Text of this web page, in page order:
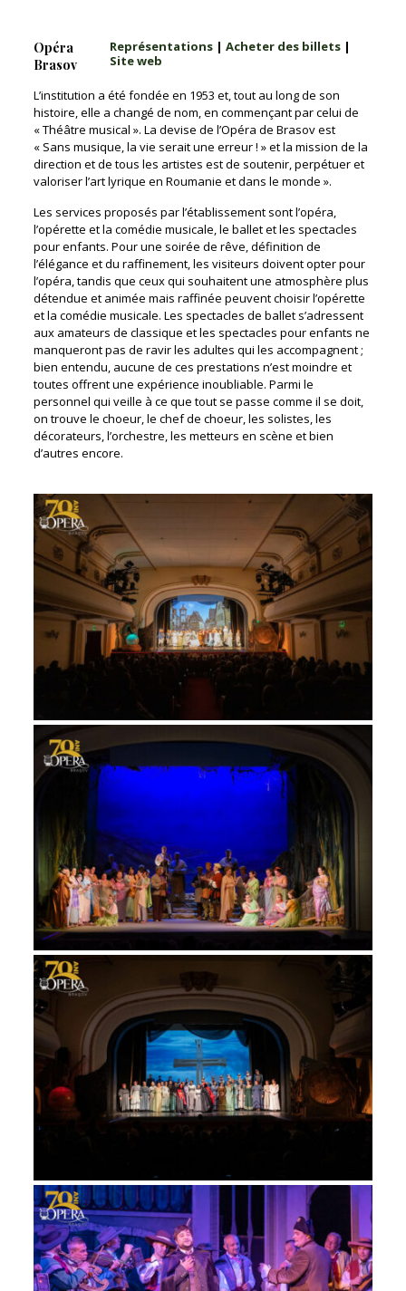
Opéra
Brasov
Représentations |Acheter des billets |
Site web
L’institution a été fondée en 1953 et, tout au long de son
histoire, elle a changé de nom, en commençant par celui de
« Théâtre musical ». La devise de l’Opéra de Brasov est
« Sans musique, la vie serait une erreur ! » et la mission de la
direction et de tous les artistes est de soutenir, perpétuer et
valoriser l’art lyrique en Roumanie et dans le monde ».
Les services proposés par l’établissement sont l’opéra,
l’opérette et la comédie musicale, le ballet et les spectacles
pour enfants. Pour une soirée de rêve, définition de
l’élégance et du raffinement, les visiteurs doivent opter pour
l’opéra, tandis que ceux qui souhaitent une atmosphère plus
détendue et animée mais raffinée peuvent choisir l’opérette
et la comédie musicale. Les spectacles de ballet s’adressent
aux amateurs de classique et les spectacles pour enfants ne
manqueront pas de ravir les adultes qui les accompagnent ;
bien entendu, aucune de ces prestations n’est moindre et
toutes offrent une expérience inoubliable. Parmi le
personnel qui veille à ce que tout se passe comme il se doit,
on trouve le choeur, le chef de choeur, les solistes, les
décorateurs, l’orchestre, les metteurs en scène et bien
d’autres encore.